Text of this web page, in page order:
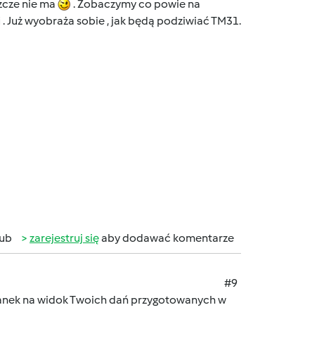
nie ma
. Zobaczymy co powie na
Już wyobraża sobie , jak będą podziwiać TM31.
zarejestruj sięaby dodawać komentarze
#9
na widok Twoich dań przygotowanych w